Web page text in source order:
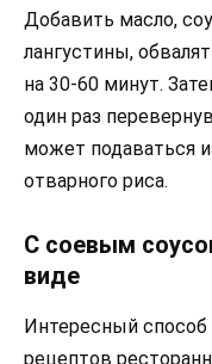
Добавить масло,
лангустины,
на 30-60 минут.
один раз
может подаваться
отварного риса.
С соевым
виде
Интересный способ
рецептов